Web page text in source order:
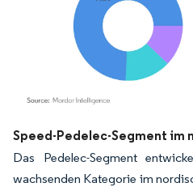
Bild © Mordor Intelligence.
Speed-Pedelec-Segment im
Das Pedelec-Segment
wachsenden Kategorie im